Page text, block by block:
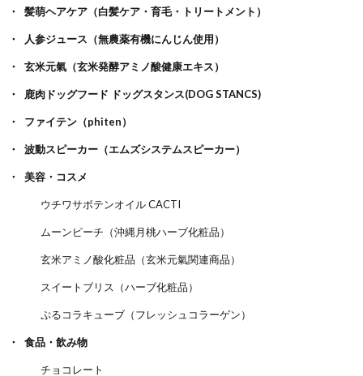
髪萌ヘアケア（白髪ケア・育毛・トリートメント）
人参ジュース（無農薬有機にんじん使用）
玄米元氣（玄米発酵アミノ酸健康エキス）
鹿肉ドッグフード ドッグスタンス(DOG STANCS)
ファイテン（phiten）
波動スピーカー（エムズシステムスピーカー）
美容・コスメ
ウチワサボテンオイル CACTI
ムーンピーチ（沖縄月桃ハーブ化粧品）
玄米アミノ酸化粧品（玄米元氣関連商品）
スイートブリス（ハーブ化粧品）
ぷるコラキューブ（フレッシュコラーゲン）
食品・飲み物
チョコレート